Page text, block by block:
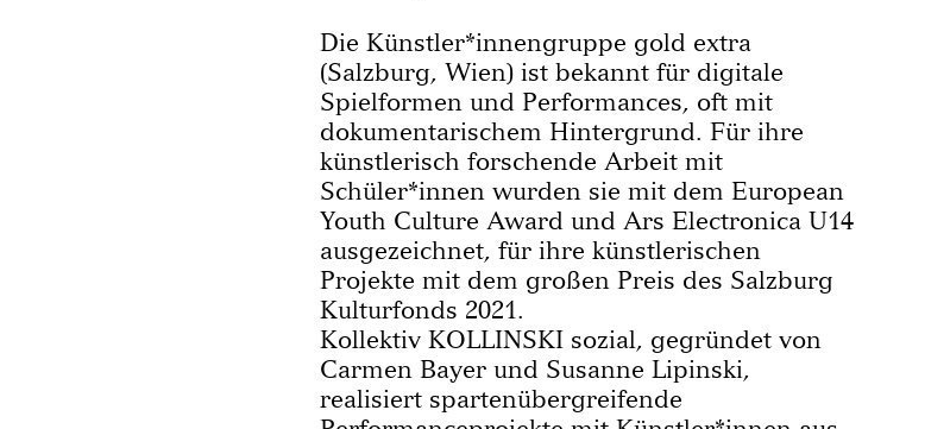
Die Künstler*innengruppe gold extra
(Salzburg, Wien) ist bekannt für digitale
Spielformen und Performances, oft mit
dokumentarischem Hintergrund. Für ihre
künst­lerisch forschende Arbeit mit
Schüler*innen wurden sie mit dem European
Youth Culture Award und Ars Electronica U14
ausgezeichnet, für ihre künstlerischen
Projekte mit dem großen Preis des Salzburg
Kultur­fonds 2021.
Kollektiv KOLLINSKI sozial, gegründet von
Carmen Bayer und Susanne Lipinski,
realisiert spartenüber­greifende